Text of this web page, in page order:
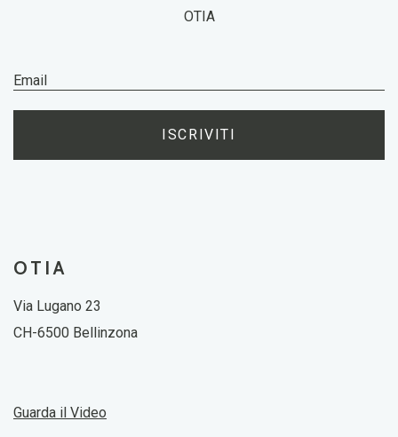
OTIA
ISCRIVITI
OTIA
Via Lugano 23
CH-6500 Bellinzona
Guarda il Video